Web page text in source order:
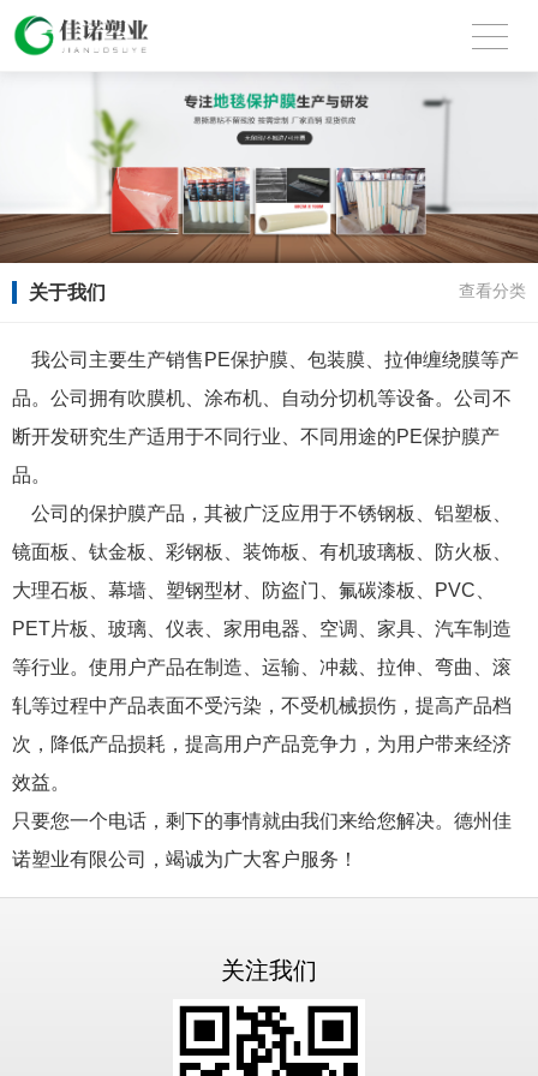
关于我们 查看分类
我公司主要生产销售PE保护膜、包装膜、拉伸缠绕膜等产
品。公司拥有吹膜机、涂布机、自动分切机等设备。公司不
断开发研究生产适用于不同行业、不同用途的PE保护膜产
品。
公司的保护膜产品，其被广泛应用于不锈钢板、铝塑板、
镜面板、钛金板、彩钢板、装饰板、有机玻璃板、防火板、
大理石板、幕墙、塑钢型材、防盗门、氟碳漆板、PVC、
PET片板、玻璃、仪表、家用电器、空调、家具、汽车制造
等行业。使用户产品在制造、运输、冲裁、拉伸、弯曲、滚
轧等过程中产品表面不受污染，不受机械损伤，提高产品档
次，降低产品损耗，提高用户产品竞争力，为用户带来经济
效益。
只要您一个电话，剩下的事情就由我们来给您解决。德州佳
诺塑业有限公司，竭诚为广大客户服务！
关注我们